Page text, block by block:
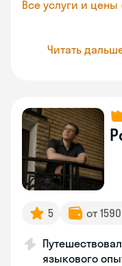
Все услуги и цены
Читать
5 от
языкового